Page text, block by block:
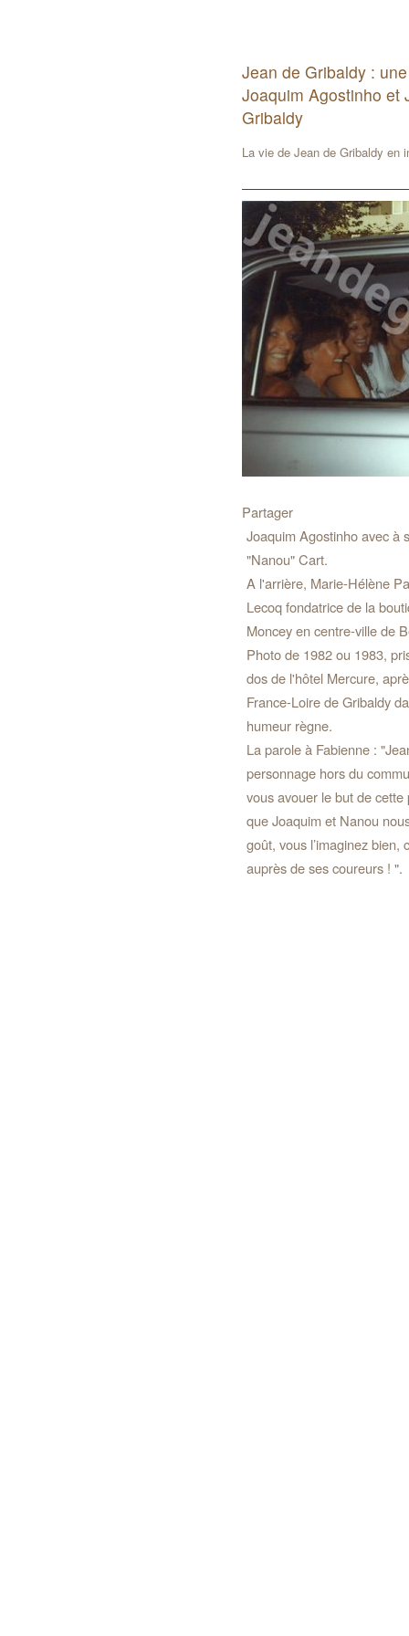
Jean de Gribaldy :
Joaquim Agostinho et
Gribaldy
La vie de Jean de Gribaldy en
Partager
Joaquim Agostinho avec à
"Nanou" Cart.
A l'arrière, Marie-Hélène
Lecoq fondatrice de la
Moncey en centre-ville de
Photo de 1982 ou 1983,
dos de l'hôtel Mercure,
France-Loire de Gribaldy
humeur règne.
La parole à Fabienne :
personnage hors du
vous avouer le but de
que Joaquim et Nanou
goût, vous l’imaginez
auprès de ses coureurs ! ".